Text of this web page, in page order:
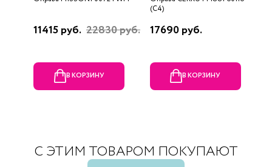
11415 руб. 22830 руб.
В КОРЗИНУ
(C4)
17690 руб.
В КОРЗИНУ
С ЭТИМ ТОВАРОМ ПОКУПАЮТ